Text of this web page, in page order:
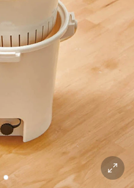
2
확대 보기